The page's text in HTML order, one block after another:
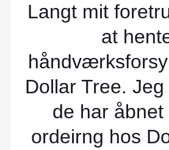
Langt mit
at
Dollar Tree.
de har åbnet
ordeirng hos